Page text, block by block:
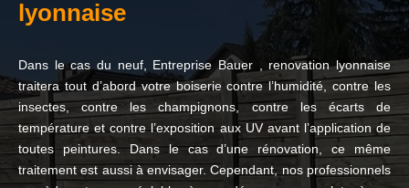
lyonnaise
Dans le cas du neuf, Entreprise Bauer , renovation lyonnaise
traitera tout d’abord votre boiserie contre l’humidité, contre les
insectes, contre les champignons, contre les écarts de
température et contre l’exposition aux UV avant l’application de
toutes peintures. Dans le cas d’une rénovation, ce même
traitement est aussi à envisager. Cependant, nos professionnels